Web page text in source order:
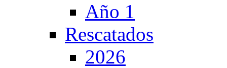
Año 1
Rescatados
2026